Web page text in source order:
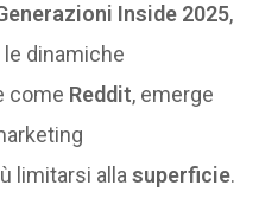
Inside 2025,
le dinamiche
come Reddit, emerge
limitarsi allasuperficie.